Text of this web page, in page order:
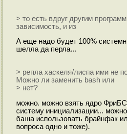
> то есть вдруг другим
зависимость, и из
А еще надо будет 100%
шелла да перла...
> репла хаскеля/лиспа ими не
Можно ли заменить bash или
> нет?
можно. можно взять ядро
систему инициализации...
баша использовать брайнфак
вопроса одно и тоже).